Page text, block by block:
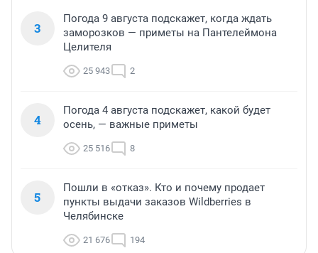
3
Погода 9 августа подскажет, когда ждать
заморозков — приметы на Пантелеймона
Целителя
25 943 2
4
Погода 4 августа подскажет, какой будет
осень, — важные приметы
25 516 8
5
Пошли в «отказ». Кто и почему продает
пункты выдачи заказов Wildberries в
Челябинске
21 676 194